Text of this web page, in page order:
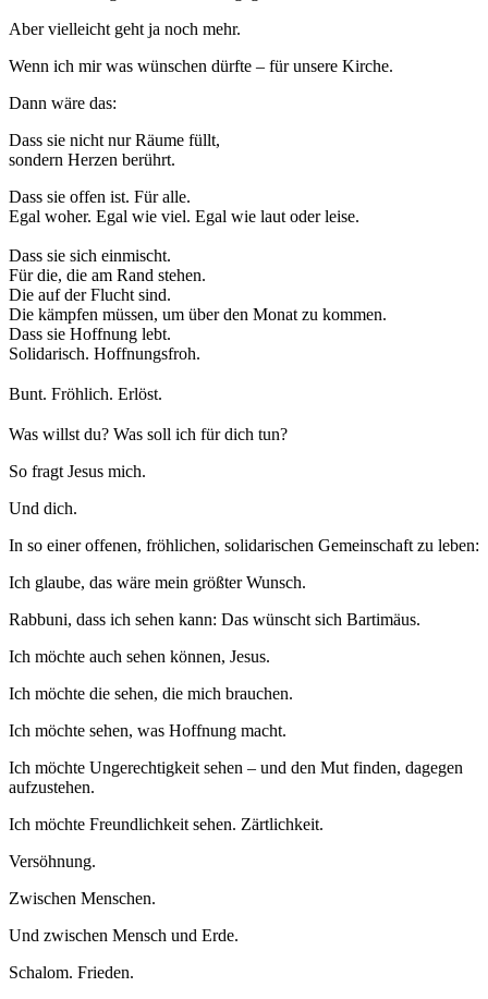
Aber vielleicht geht ja noch mehr.
Wenn ich mir was wünschen dürfte – für unsere Kirche.
Dann wäre das:
Dass sie nicht nur Räume füllt,
sondern Herzen berührt.
Dass sie offen ist. Für alle.
Egal woher. Egal wie viel. Egal wie laut oder leise.
Dass sie sich einmischt.
Für die, die am Rand stehen.
Die auf der Flucht sind.
Die kämpfen müssen, um über den Monat zu kommen.
Dass sie Hoffnung lebt.
Solidarisch. Hoffnungsfroh.
Bunt. Fröhlich. Erlöst.
Was willst du? Was soll ich für dich tun?
So fragt Jesus mich.
Und dich.
In so einer offenen, fröhlichen, solidarischen Gemeinschaft zu leben:
Ich glaube, das wäre mein größter Wunsch.
Rabbuni, dass ich sehen kann: Das wünscht sich Bartimäus.
Ich möchte auch sehen können, Jesus.
Ich möchte die sehen, die mich brauchen.
Ich möchte sehen, was Hoffnung macht.
Ich möchte Ungerechtigkeit sehen – und den Mut finden, dagegen
aufzustehen.
Ich möchte Freundlichkeit sehen. Zärtlichkeit.
Versöhnung.
Zwischen Menschen.
Und zwischen Mensch und Erde.
Schalom. Frieden.